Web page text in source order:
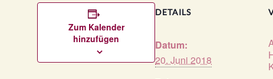
Zum Kalender
hinzufügen
DETAILS
Datum:
20. Juni 2018